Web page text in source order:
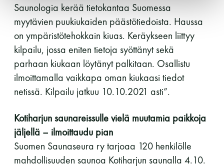
Saunologia kerää tietokantaa Suomessa
myytävien puukiukaiden päästötiedoista. Haussa
on ympäristötehokkain kiuas. Keräykseen liittyy
kilpailu, jossa eniten tietoja syöttänyt sekä
parhaan kiukaan löytänyt palkitaan. Osallistu
ilmoittamalla vaikkapa oman kiukaasi tiedot
netissä. Kilpailu jatkuu 10.10.2021 asti”.
Kotiharjun saunareissulle vielä muutamia paikkoja
jäljellä – ilmoittaudu pian
Suomen Saunaseura ry tarjoaa 120 henkilölle
mahdollisuuden saunoa Kotiharjun saunalla 4.10.